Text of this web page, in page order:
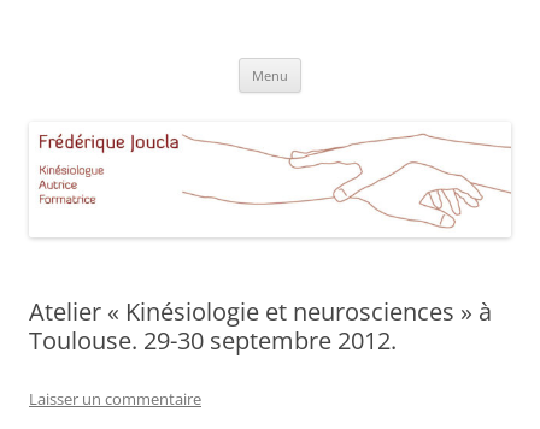
Aucamville Toulouse
Menu
Atelier « Kinésiologie et neurosciences » à
Toulouse. 29-30 septembre 2012.
Laisser un commentaire